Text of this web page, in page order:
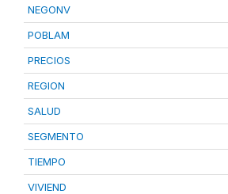
NEGONV
POBLAM
PRECIOS
REGION
SALUD
SEGMENTO
TIEMPO
VIVIEND